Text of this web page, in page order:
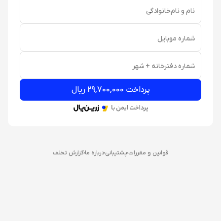
نام و نام‌خانوادگی
شماره موبایل
شماره دفترخانه + شهر
پرداخت 29,700,000 ریال
قوانین و مقرراتپشتیبانیدرباره ماگزارش تخلف